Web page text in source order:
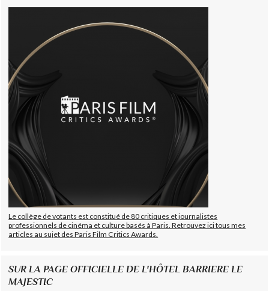
Le collège de votants est constitué de 80 critiques et journalistes
professionnels de cinéma et culture basés à Paris. Retrouvez ici tous mes
articles au sujet des Paris Film Critics Awards.
SUR LA PAGE OFFICIELLE DE L'HÔTEL BARRIERE LE
MAJESTIC